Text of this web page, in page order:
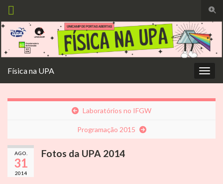
de
Search for:
Física na UPA
Laboratórios no IFGW
Programação 2015
AGO.
31
2014
Fotos da UPA 2014